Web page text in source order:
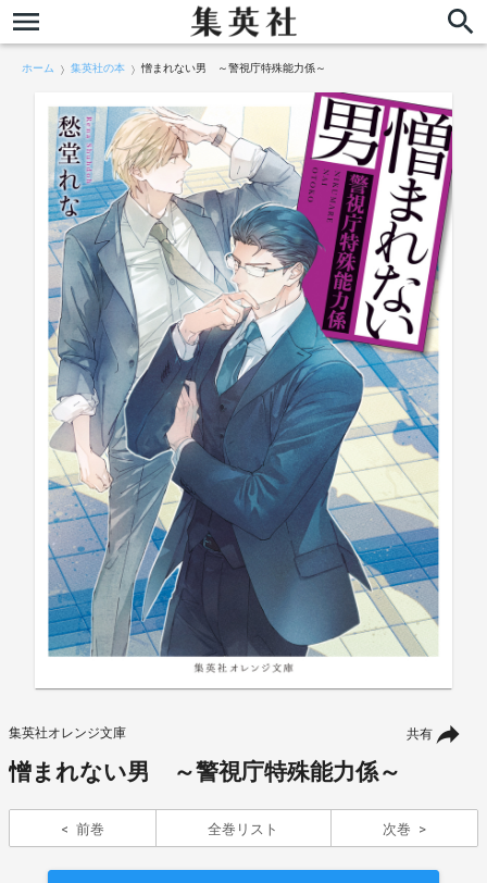
ホーム 集英社の本 憎まれない男 ～警視庁特殊能力係～
共有
集英社オレンジ文庫
憎まれない男 ～警視庁特殊能力係～
前巻 全巻リスト 次巻